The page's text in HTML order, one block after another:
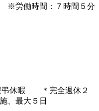
※労働時間：７時間５分
弔休暇 ＊完全週休２
、最大５日